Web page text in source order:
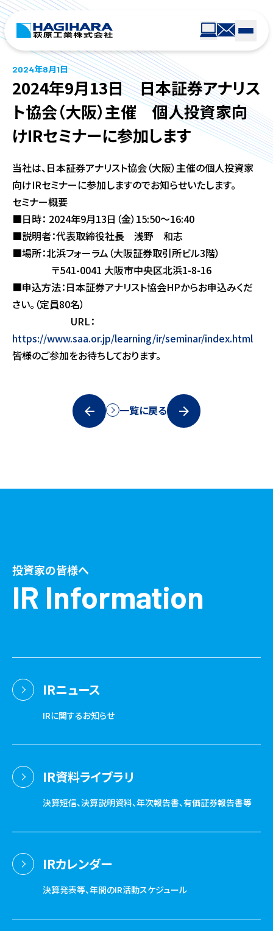
2024年8月1日
2024年9月13日 日本証券アナリス
ト協会（大阪）主催 個人投資家向
けIRセミナーに参加します
当社は、日本証券アナリスト協会（大阪）主催の個人投資家
向けIRセミナーに参加しますのでお知らせいたします。
セミナー概要
■日時： 2024年9月13日（金） 15:50～16:40
■説明者：代表取締役社長 浅野 和志
■場所：北浜フォーラム（大阪証券取引所ビル3階）
〒541-0041 大阪市中央区北浜1-8-16
■申込方法：日本証券アナリスト協会HPからお申込みくだ
さい。（定員80名）
URL：
https://www.saa.or.jp/learning/ir/seminar/index.html
皆様のご参加をお待ちしております。
一覧に戻る
投資家の皆様へ
IR Information
IRニュース
IRに関するお知らせ
IR資料ライブラリ
決算短信、決算説明資料、年次報告書、有価証券報告書等
IRカレンダー
決算発表等、年間のIR活動スケジュール